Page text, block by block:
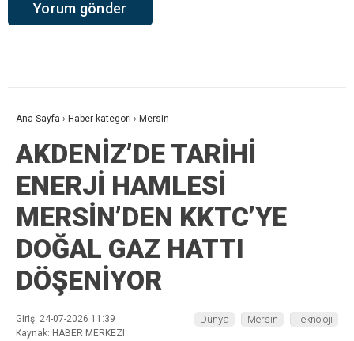
Ana Sayfa › Haber kategori › Mersin
AKDENİZ’DE TARİHİ
ENERJİ HAMLESİ
MERSİN’DEN KKTC’YE
DOĞAL GAZ HATTI
DÖŞENİYOR
Giriş: 24-07-2026 11:39
Kaynak: HABER MERKEZI
Dünya Mersin Teknoloji